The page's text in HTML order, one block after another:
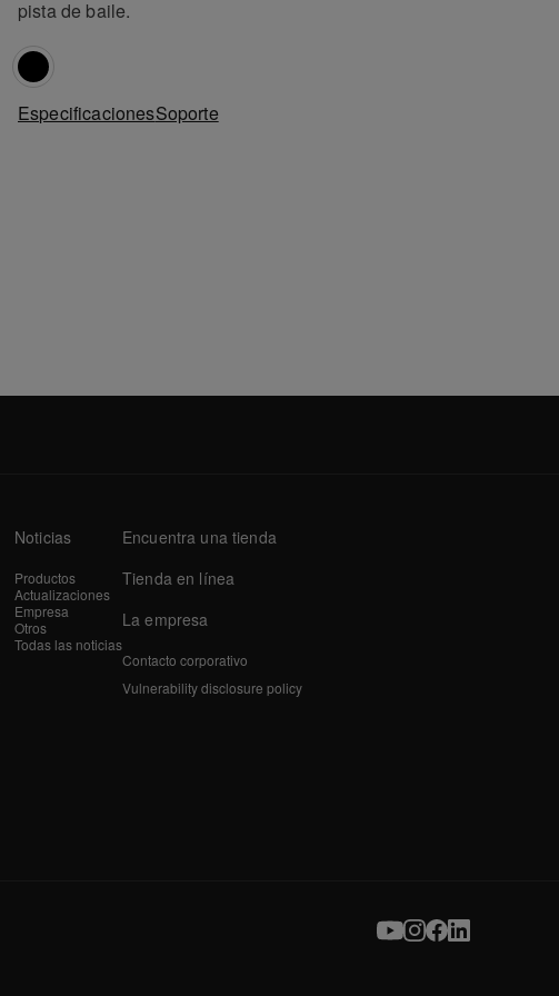
pista de baile.
EspecificacionesSoporte
Noticias
Productos
Actualizaciones
Empresa
Otros
Todas las noticias
Encuentra una tienda
Tienda en línea
La empresa
Contacto corporativo
Vulnerability disclosure policy